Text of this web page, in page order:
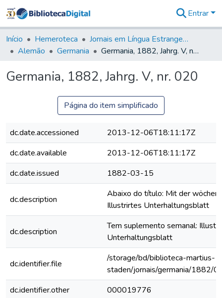
&
Coleções
Tudo na
Digital
Entrar
Início Hemeroteca
Jornais em Língua Estrangeira
Alemão
Germania Germania, 1882, Jahrg. V, nr. 020
Germania, 1882, Jahrg. V, nr. 020
Página do item simplificado
dc.date.accessioned
2013-12-06T18:11:17Z
dc.date.available
2013-12-06T18:11:17Z
dc.date.issued
1882-03-15
dc.description
Abaixo do título: Mit der
Illustrirtes Unterhaltungsblatt
dc.description
Tem suplemento semanal:
Unterhaltungsblatt
dc.identifier.file
/storage/bd/biblioteca-martius-
staden/jornais/germania/1882/
dc.identifier.other
000019776